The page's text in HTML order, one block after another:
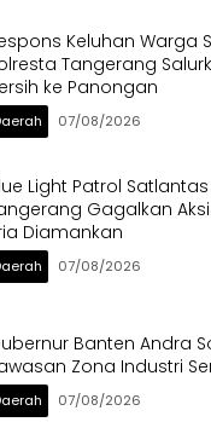
Keluhan Warga
Tangerang
ke Panongan
07/08/2026
Light Patrol
Gagalkan
Diamankan
07/08/2026
Banten Andra
Zona Industri
07/08/2026